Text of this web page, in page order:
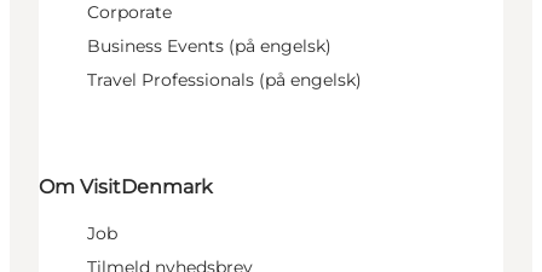
Corporate
Business Events (på engelsk)
Travel Professionals (på engelsk)
Om VisitDenmark
Job
Tilmeld nyhedsbrev